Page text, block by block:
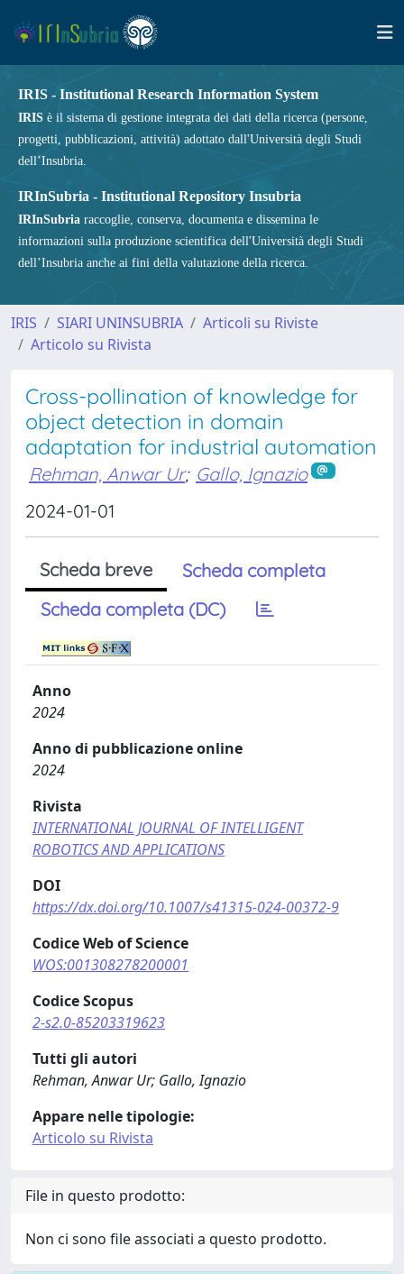
IRIS - Institutional Research Information System
IRIS è il sistema di gestione integrata dei dati della ricerca (persone,
progetti, pubblicazioni, attività) adottato dall'Università degli Studi
dell’Insubria.
IRInSubria - Institutional Repository Insubria
IRInSubria raccoglie, conserva, documenta e dissemina le
informazioni sulla produzione scientifica dell'Università degli Studi
dell’Insubria anche ai fini della valutazione della ricerca.
IRIS SIARI UNINSUBRIA
Articoli su Riviste
Articolo su Rivista
Cross-pollination of knowledge for
object detection in domain
adaptation for industrial automation
Rehman, Anwar Ur; Gallo, Ignazio
2024-01-01
Scheda breve
Scheda completa
Scheda completa (DC)
Anno
2024
Anno di pubblicazione online
2024
Rivista
INTERNATIONAL JOURNAL OF INTELLIGENT
ROBOTICS AND APPLICATIONS
DOI
https://dx.doi.org/10.1007/s41315-024-00372-9
Codice Web of Science
WOS:001308278200001
Codice Scopus
2-s2.0-85203319623
Tutti gli autori
Rehman, Anwar Ur; Gallo, Ignazio
Appare nelle tipologie:
Articolo su Rivista
File in questo prodotto:
Non ci sono file associati a questo prodotto.